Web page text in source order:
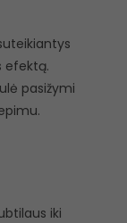
efektą.
pasižymi
iki